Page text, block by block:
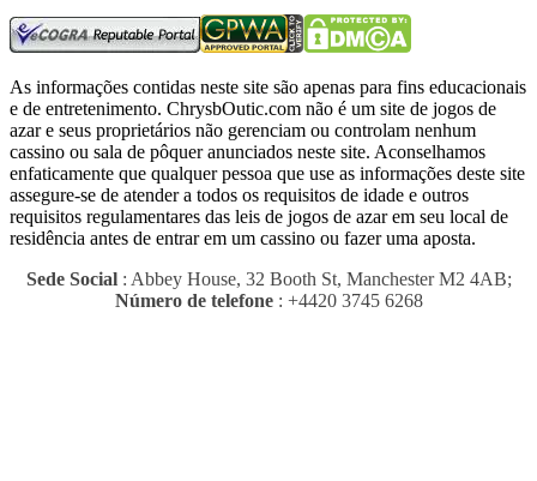
As informações contidas neste site são apenas para fins educacionais
e de entretenimento. ChrysbOutic.com não é um site de jogos de
azar e seus proprietários não gerenciam ou controlam nenhum
cassino ou sala de pôquer anunciados neste site. Aconselhamos
enfaticamente que qualquer pessoa que use as informações deste site
assegure-se de atender a todos os requisitos de idade e outros
requisitos regulamentares das leis de jogos de azar em seu local de
residência antes de entrar em um cassino ou fazer uma aposta.
Sede Social: Abbey House, 32 Booth St, Manchester M2 4AB;
Número de telefone: +4420 3745 6268